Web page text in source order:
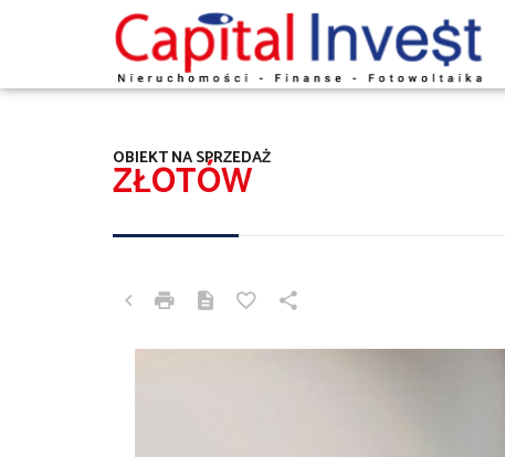
ZŁOTÓW
OBIEKT NA SPRZEDAŻ